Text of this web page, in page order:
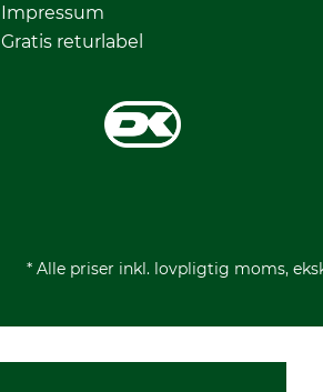
Impressum
Gratis returlabel
* Alle priser inkl. lovpligtig moms,